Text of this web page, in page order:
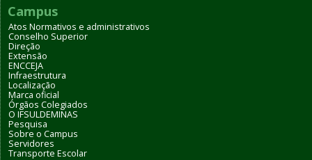
Campus
Atos Normativos e administrativos
Conselho Superior
Direção
Extensão
ENCCEJA
Infraestrutura
Localização
Marca oficial
Órgãos Colegiados
O IFSULDEMINAS
Pesquisa
Sobre o Campus
Servidores
Transporte Escolar